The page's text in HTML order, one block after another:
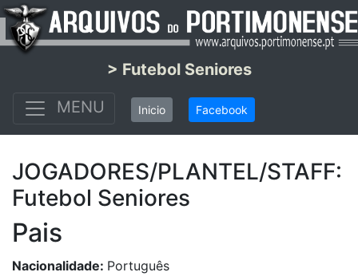
> Futebol Seniores
MENU
Inicio Facebook
JOGADORES/PLANTEL/STAFF:
Futebol Seniores
Pais
Nacionalidade: Português